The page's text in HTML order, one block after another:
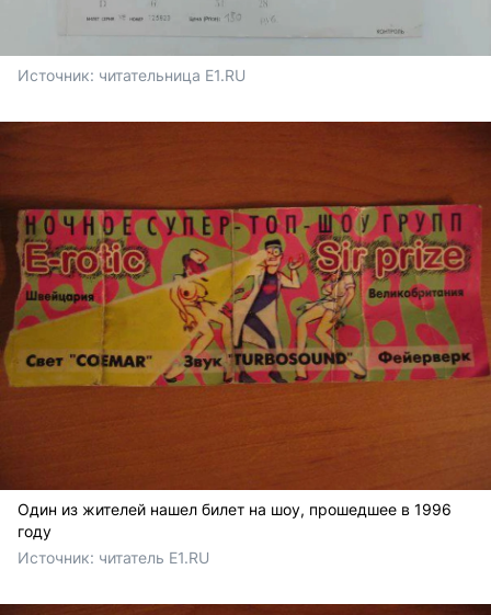
Источник: читательница E1.RU
Один из жителей нашел билет на шоу, прошедшее в 1996
году
Источник: читатель E1.RU